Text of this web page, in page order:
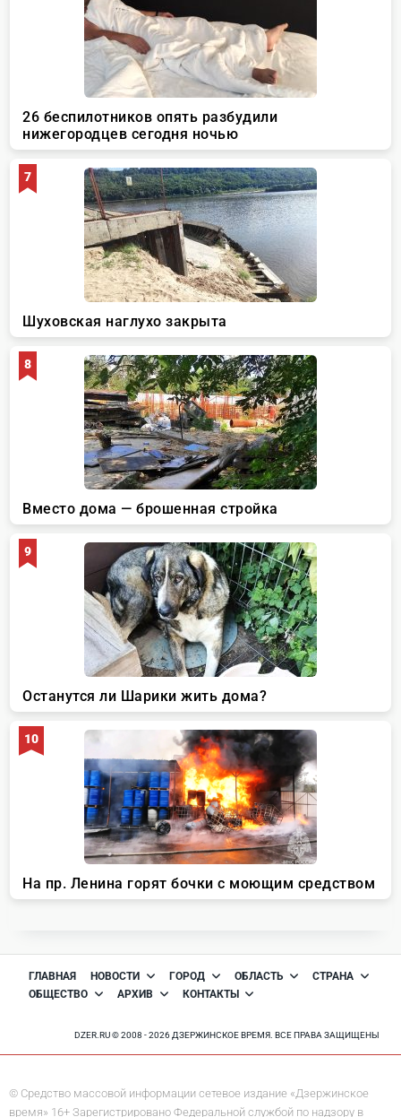
ГЛАВНАЯ НОВОСТИ ГОРОД ОБЛАСТЬ
СТРАНА
ОБЩЕСТВО
АРХИВ КОНТАКТЫ
DZER.RU © 2008 - 2026 ДЗЕРЖИНСКОЕ ВРЕМЯ. ВСЕ ПРАВА ЗАЩИЩЕНЫ
© Средство массовой информации сетевое издание «Дзержинское
время» 16+ Зарегистрировано Федеральной службой по надзору в